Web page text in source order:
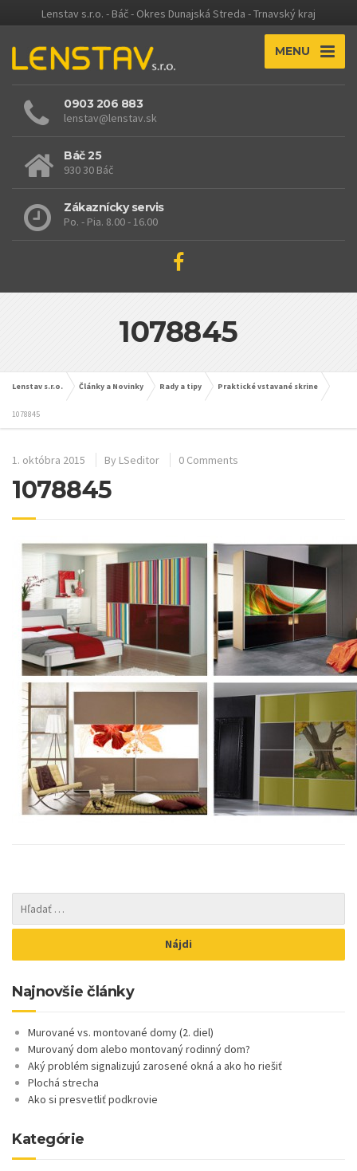
Lenstav s.r.o. - Báč - Okres Dunajská Streda - Trnavský kraj
MENU
0903 206 883
lenstav@lenstav.sk
Báč 25
930 30 Báč
Zákaznícky servis
Po. - Pia. 8.00 - 16.00
1078845
Lenstav s.r.o. Články a Novinky Rady a tipy Praktické vstavané skrine
1078845
1. októbra 2015 By LSeditor 0 Comments
1078845
Najnovšie články
Murované vs. montované domy (2. diel)
Murovaný dom alebo montovaný rodinný dom?
Aký problém signalizujú zarosené okná a ako ho riešiť
Plochá strecha
Ako si presvetliť podkrovie
Kategórie